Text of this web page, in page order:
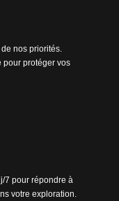
nos priorités.
pour protéger vos
7 pour répondre à
votre exploration.